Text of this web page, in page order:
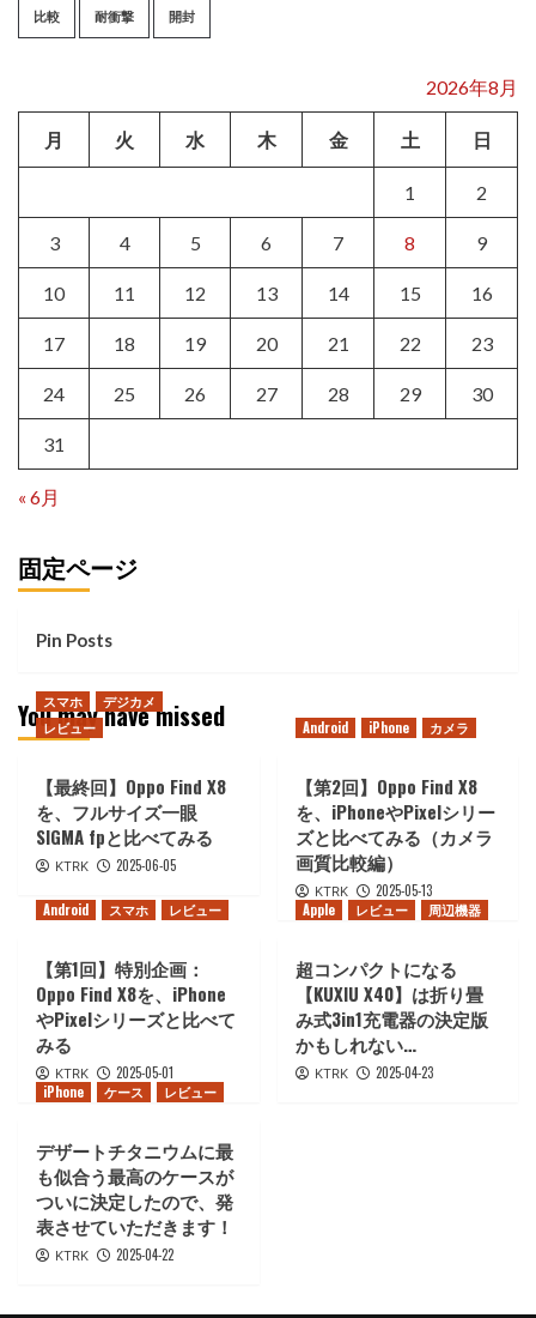
比較 耐衝撃 開封
2026年8月
月 火 水 木 金 土 日
1 2
3 4 5 6 7 8 9
10 11 12 13 14 15 16
17 18 19 20 21 22 23
24 25 26 27 28 29 30
31
« 6月
固定ページ
Pin Posts
You may have missed
スマホ
デジカメ
レビュー
【最終回】Oppo Find X8
を、フルサイズ一眼
SIGMA fpと比べてみる
KTRK 2025-06-05
Android iPhone カメラ
【第2回】Oppo Find X8
を、iPhoneやPixelシリー
ズと比べてみる（カメラ
画質比較編）
KTRK
2025-05-13
Android
スマホ レビュー
【第1回】特別企画：
Oppo Find X8を、iPhone
やPixelシリーズと比べて
みる
KTRK 2025-05-01
Apple レビュー 周辺機器
超コンパクトになる
【KUXIU X40】は折り畳
み式3in1充電器の決定版
かもしれない…
KTRK
2025-04-23
iPhone
ケース レビュー
デザートチタニウムに最
も似合う最高のケースが
ついに決定したので、発
表させていただきます！
KTRK 2025-04-22